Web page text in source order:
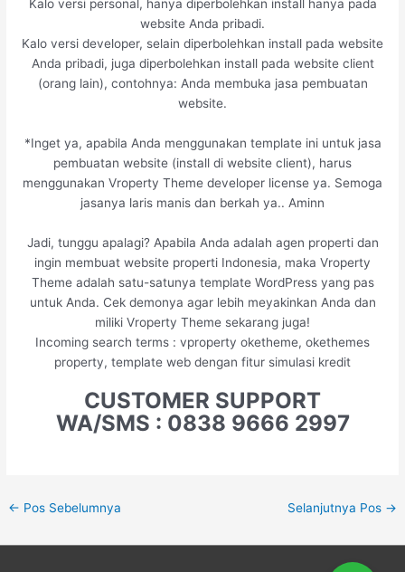
Kalo versi personal, hanya diperbolehkan install hanya pada
website Anda pribadi.
Kalo versi developer, selain diperbolehkan install pada website
Anda pribadi, juga diperbolehkan install pada website client
(orang lain), contohnya: Anda membuka jasa pembuatan
website.
*Inget ya, apabila Anda menggunakan template ini untuk jasa
pembuatan website (install di website client), harus
menggunakan Vroperty Theme developer license ya. Semoga
jasanya laris manis dan berkah ya.. Aminn
Jadi, tunggu apalagi? Apabila Anda adalah agen properti dan
ingin membuat website properti Indonesia, maka Vroperty
Theme adalah satu-satunya template WordPress yang pas
untuk Anda. Cek demonya agar lebih meyakinkan Anda dan
miliki Vroperty Theme sekarang juga!
Incoming search terms : vproperty oketheme, okethemes
property, template web dengan fitur simulasi kredit
CUSTOMER SUPPORT
WA/SMS : 0838 9666 2997
← Pos Sebelumnya Selanjutnya Pos →